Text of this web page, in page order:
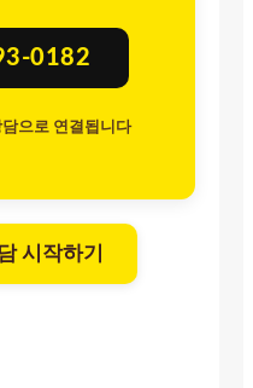
0182
으로 연결됩니다
시작하기